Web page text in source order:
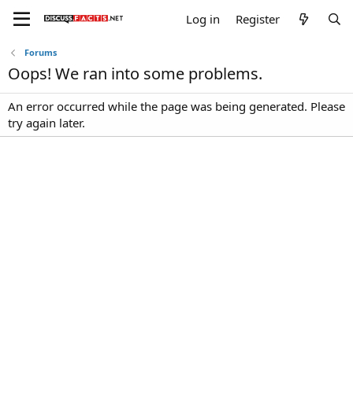
Log in Register
Forums
Oops! We ran into some problems.
An error occurred while the page was being generated. Please
try again later.